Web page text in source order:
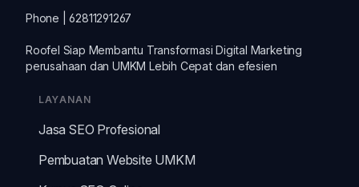
Phone | 62811291267
Roofel Siap Membantu TransformasiDigital Marketing
perusahaan danUMKM Lebih Cepat dan efesien
LAYANAN
Jasa SEO Profesional
Pembuatan Website UMKM